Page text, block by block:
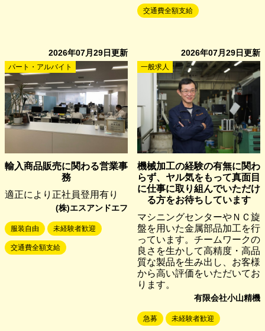
交通費全額支給
2026年07月29日更新
パート・アルバイト
輸入商品販売に関わる営業事
務
適正により正社員登用有り
(株)エスアンドエフ
服装自由 未経験者歓迎
交通費全額支給
2026年07月29日更新
一般求人
機械加工の経験の有無に関わ
らず、ヤル気をもって真面目
に仕事に取り組んでいただけ
る方をお待ちしています
マシニングセンターやＮＣ旋
盤を用いた金属部品加工を行
っています。チームワークの
良さを生かして高精度・高品
質な製品を生み出し、お客様
から高い評価をいただいてお
ります。
有限会社小山精機
急募 未経験者歓迎